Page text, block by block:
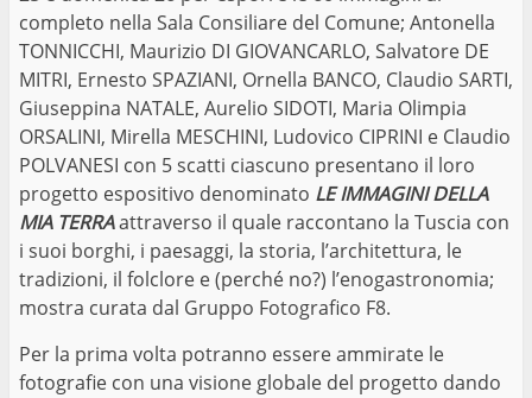
completo nella Sala Consiliare del Comune; Antonella
TONNICCHI, Maurizio DI GIOVANCARLO, Salvatore DE
MITRI, Ernesto SPAZIANI, Ornella BANCO, Claudio SARTI,
Giuseppina NATALE, Aurelio SIDOTI, Maria Olimpia
ORSALINI, Mirella MESCHINI, Ludovico CIPRINI e Claudio
POLVANESI con 5 scatti ciascuno presentano il loro
progetto espositivo denominato LE IMMAGINI DELLA
MIA TERRAattraverso il quale raccontano la Tuscia con
i suoi borghi, i paesaggi, la storia, l’architettura, le
tradizioni, il folclore e (perché no?) l’enogastronomia;
mostra curata dal Gruppo Fotografico F8.
Per la prima volta potranno essere ammirate le
fotografie con una visione globale del progetto dando